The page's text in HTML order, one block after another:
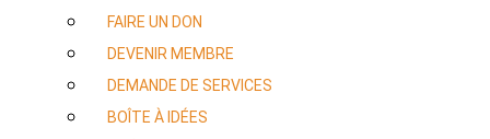
FAIRE UN DON
DEVENIR MEMBRE
DEMANDE DE SERVICES
BOÎTE À IDÉES